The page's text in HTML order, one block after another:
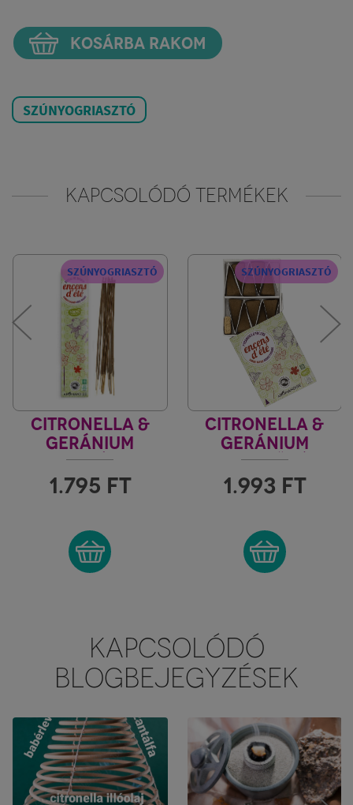
KOSÁRBA RAKOM
SZÚNYOGRIASZTÓ
KAPCSOLÓDÓ TERMÉKEK
SZÚNYOGRIASZTÓ
CITRONELLA &
GERÁNIUM
BELTÉRI
FÜSTÖLŐPÁLCIKA
1.795 FT
SZÚNYOGRIASZTÓ
CITRONELLA &
GERÁNIUM
FÜSTÖLŐKÚP
1.993 FT
KAPCSOLÓDÓ
BLOGBEJEGYZÉSEK